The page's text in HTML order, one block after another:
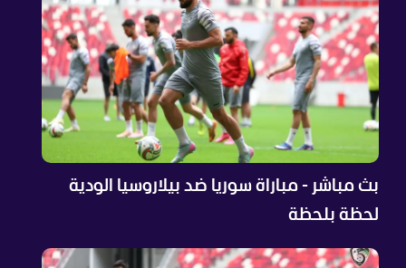
بث مباشر - مباراة سوريا ضد بيلاروسيا الودية
لحظة بلحظة